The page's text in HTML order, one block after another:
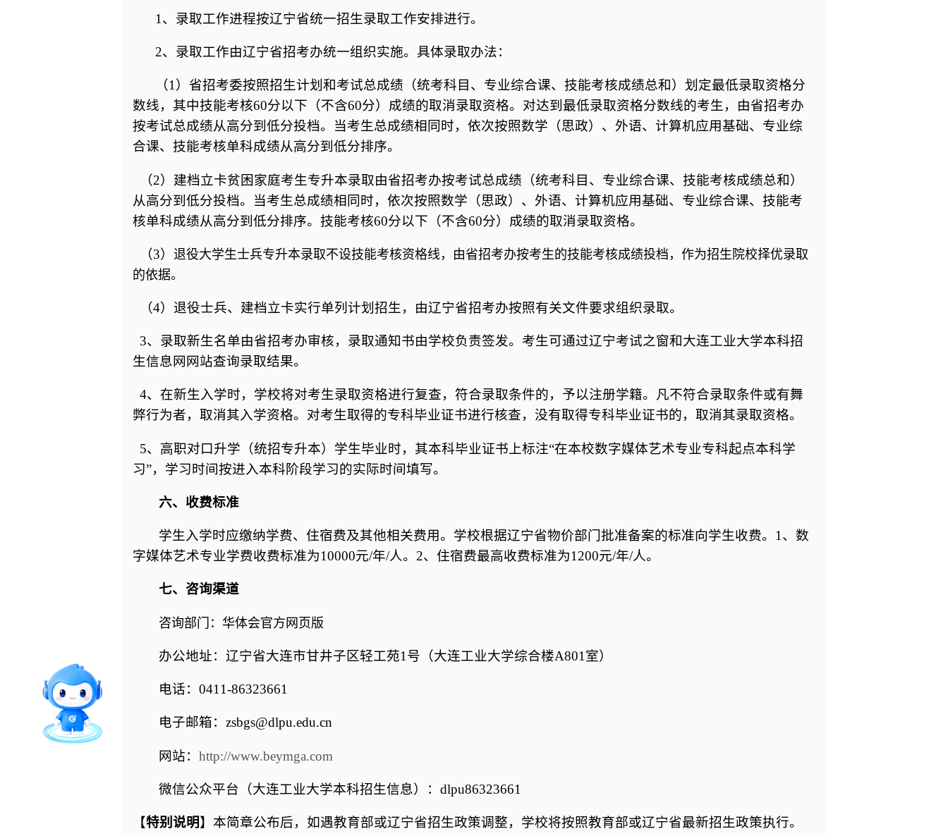
1、录取工作进程按辽宁省统一招生录取工作安排进行。
2、录取工作由辽宁省招考办统一组织实施。具体录取办法：
（1）省招考委按照招生计划和考试总成绩（统考科目、专业综合课、技能考核成绩总和）划定最低录取资格分
数线，其中技能考核60分以下（不含60分）成绩的取消录取资格。对达到最低录取资格分数线的考生，由省招考办
按考试总成绩从高分到低分投档。当考生总成绩相同时，依次按照数学（思政）、外语、计算机应用基础、专业综
合课、技能考核单科成绩从高分到低分排序。
（2）建档立卡贫困家庭考生专升本录取由省招考办按考试总成绩（统考科目、专业综合课、技能考核成绩总和）
从高分到低分投档。当考生总成绩相同时，依次按照数学（思政）、外语、计算机应用基础、专业综合课、技能考
核单科成绩从高分到低分排序。技能考核60分以下（不含60分）成绩的取消录取资格。
（3） 退役大学生士兵专升本录取不设技能考核资格线，由省招考办按考生的技能考核成绩投档，作为招生院校择优录取
的依据。
（4） 退役士兵、建档立卡实行单列计划招生，由辽宁省招考办按照有关文件要求组织录取。
3、录取新生名单由省招考办审核，录取通知书由学校负责签发。考生可通过辽宁考试之窗和大连工业大学本科招
生信息网网站查询录取结果。
4、在新生入学时，学校将对考生录取资格进行复查，符合录取条件的，予以注册学籍。凡不符合录取条件或有舞
弊行为者，取消其入学资格。对考生取得的专科毕业证书进行核查，没有取得专科毕业证书的，取消其录取资格。
5、高职对口升学（统招专升本）学生毕业时，其本科毕业证书上标注“在本校数字媒体艺术专业专科起点本科学
习”，学习时间按进入本科阶段学习的实际时间填写。
六、收费标准
学生入学时应缴纳学费、住宿费及其他相关费用。学校根据辽宁省物价部门批准备案的标准向学生收费。 1 、数
字媒体艺术专业学费收费标准为10000元/年/人。 2、住宿费最高收费标准为1200元/年/人。
七、咨询渠道
咨询部门：华体会官方网页版
办公地址：辽宁省大连市甘井子区轻工苑1 号（大连工业大学综合楼A801 室）
电话：0411-86323661
电子邮箱：zsbgs@dlpu.edu.cn
网站：http://www.beymga.com
微信公众平台（大连工业大学本科招生信息）：dlpu86323661
【特别说明 】本简章公布后，如遇教育部或辽宁省招生政策调整，学校将按照教育部或辽宁省最新招生政策执行。